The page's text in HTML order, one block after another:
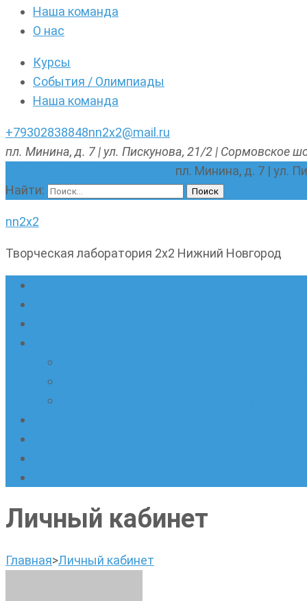
Наша команда
О нас
Курсы
События / Олимпиады
Наша команда
+79302838848nn2x2@mail.ru
пл. Минина, д. 7 | ул. Пискунова, 21/2 | Сормовское
пл. Минина, д. 7 | ул.
Найти:
nn2x2
Творческая лаборатория 2х2 Нижний Новгород
Личный кабинет
Главная>Личный кабинет